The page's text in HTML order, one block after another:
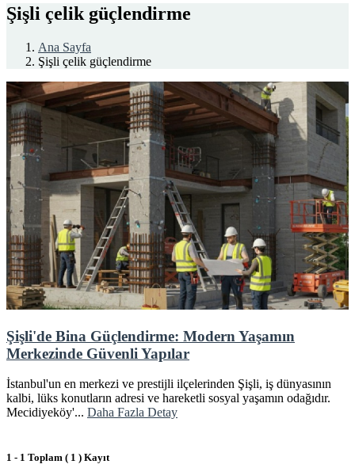
Şişli çelik güçlendirme
Ana Sayfa
Şişli çelik güçlendirme
Şişli'de Bina Güçlendirme: Modern Yaşamın
Merkezinde Güvenli Yapılar
İstanbul'un en merkezi ve prestijli ilçelerinden Şişli, iş dünyasının
kalbi, lüks konutların adresi ve hareketli sosyal yaşamın odağıdır.
Mecidiyeköy'... Daha Fazla Detay
1 - 1 Toplam ( 1 ) Kayıt